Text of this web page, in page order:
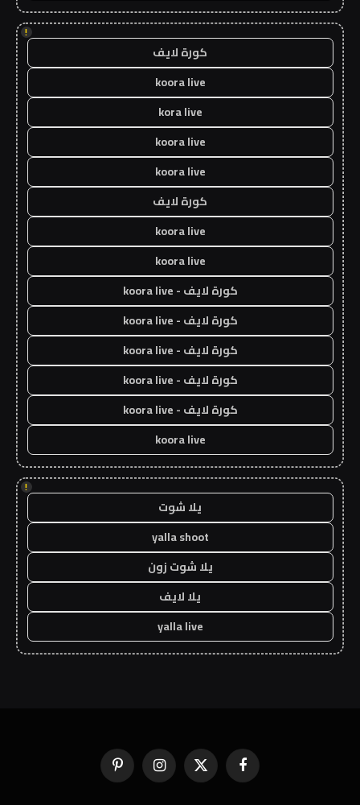
!
كورة لايف
koora live
kora live
koora live
koora live
كورة لايف
koora live
koora live
كورة لايف - koora live
كورة لايف - koora live
كورة لايف - koora live
كورة لايف - koora live
كورة لايف - koora live
koora live
!
يلا شوت
yalla shoot
يلا شوت زون
يلا لايف
yalla live
فيسبوك X
(Twitter)
الانستغرامبينتيريست